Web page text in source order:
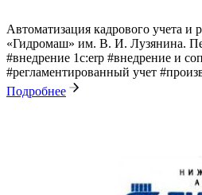
Автоматизация кадрового учета и
«Гидромаш» им. В. И. Лузянина.
#внедрение 1с:erp #внедрение и
#регламентированный учет
Подробнее